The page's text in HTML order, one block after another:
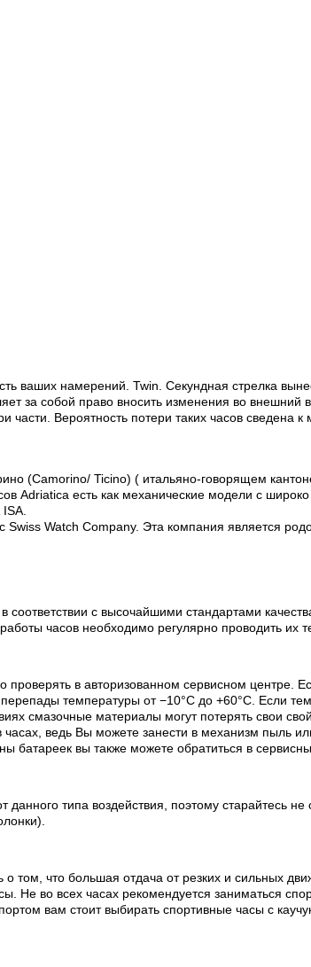
ваших намерений. Twin. Секундная стрелка
за собой право вносить изменения во
части. Вероятность потери таких часов сведена
(Camorino/ Ticino) ( итальяно-говорящем
Adriatica есть как механические модели с
Swiss Watch Company. Эта компания является
с высочайшими стандартами
часов необходимо регулярно проводить их
проверять в авторизованном сервисном центре.
температуры от −10°C до +60°C. Если
смазочные материалы могут потерять свои
ведь Вы можете занести в механизм пыль
батареек вы также можете обратиться в
типа воздействия, поэтому старайтесь
том, что большая отдача от резких и сильных
Не во всех часах рекомендуется заниматься
вам стоит выбирать спортивные часы с